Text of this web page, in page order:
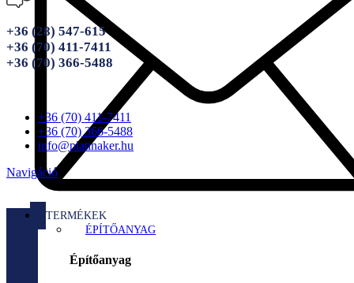
+36 (28) 547-615
+36 (70) 411-7411
+36 (70) 366-5488
+36 (70) 411-7411
+36 (70) 366-5488
info@platinaker.hu
Navigáció
TERMÉKEK
ÉPÍTŐANYAG
Építőanyag